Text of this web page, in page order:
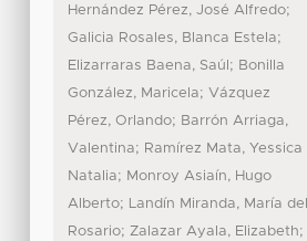
Hernández Pérez, José Alfredo;
Galicia Rosales, Blanca Estela;
Elizarraras Baena, Saúl ; Bonilla
González, Maricela; Vázquez
Pérez, Orlando; Barrón Arriaga,
Valentina; Ramírez Mata, Yessica
Natalia; Monroy Asiaín, Hugo
Alberto; Landín Miranda, María del
Rosario; Zalazar Ayala, Elizabeth;